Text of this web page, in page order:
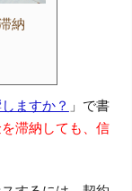
納
ますか？ 」で書
滞納しても、信